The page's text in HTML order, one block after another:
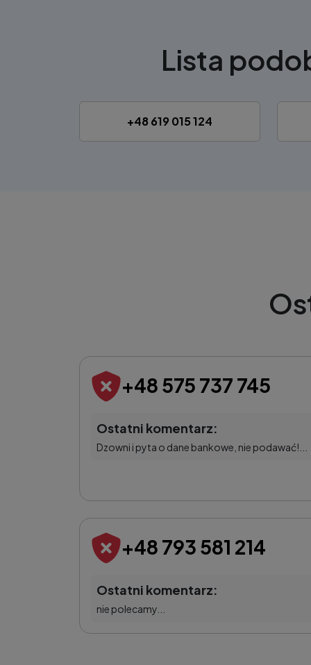
Lista
+48 619 015 124
+48 575 737 745
Ostatni komentarz:
Dzowni i pyta o dane bankowe, nie podawać!...
+48 793 581 214
Ostatni komentarz:
nie polecamy...